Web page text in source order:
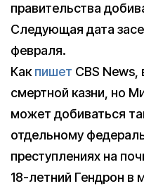
правительства
Следующая дата
февраля.
Какпишет CBS
смертной казни, но
может добиваться
отдельному
преступлениях на
18-летний Гендрон в